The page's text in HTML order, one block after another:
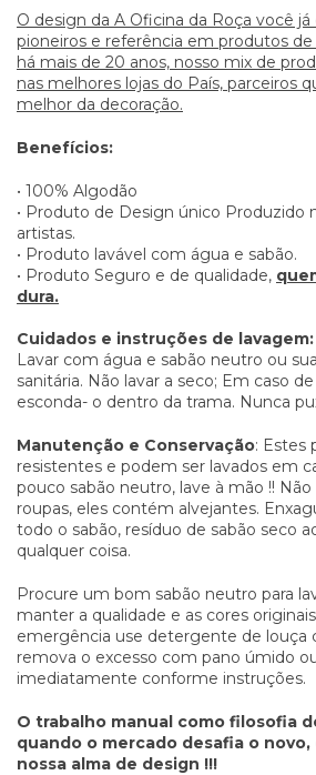
O design da A Oficina da Roça você
pioneiros e referência em produtos de
há mais de 20 anos, nosso mix de
nas melhores lojas do País, parceiros
melhor da decoração.
Benefícios:
• 100% Algodão
• Produto de Design único Produzido
artistas.
• Produto lavável com água e sabão.
• Produto Seguro e de qualidade,
dura.
Cuidados e instruções de lavagem:
Lavar com água e sabão neutro ou
sanitária. Não lavar a seco; Em caso
esconda- o dentro da trama. Nunca
Manutenção e Conservação: Estes
resistentes e podem ser lavados em
pouco sabão neutro, lave à mão !! Não
roupas, eles contém alvejantes.
todo o sabão, resíduo de sabão seco
qualquer coisa.
Procure um bom sabão neutro para
manter a qualidade e as cores
emergência use detergente de louça
remova o excesso com pano úmido
imediatamente conforme instruções.
O trabalho manual como filosofia
quando o mercado desafia o
nossa alma de design !!!